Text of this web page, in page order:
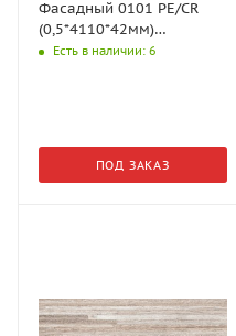
Фасадный 0101 PE/CR
(0,5*4110*42мм)
Kronospan
Есть в наличии: 6
ПОД ЗАКАЗ